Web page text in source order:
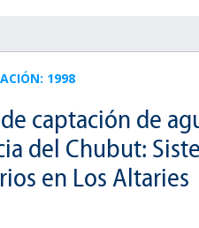
1998
captación de
del Chubut:
en Los Altaries